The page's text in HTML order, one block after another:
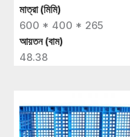
মাত্রা (মিমি)
600 * 400 * 265
আয়তন (বাম)
48.38